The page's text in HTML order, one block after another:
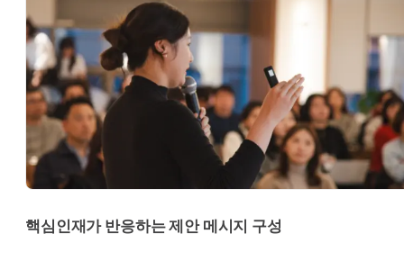
핵심인재가 반응하는 제안 메시지 구성